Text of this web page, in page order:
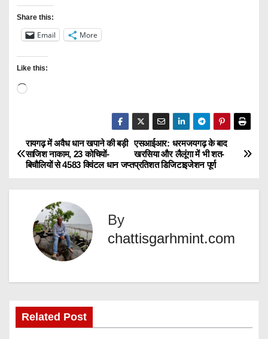
Share this:
Email More
Like this:
L
i
n
g
P
o
i
एसआईआर: धरमजयगढ़ के बाद
खरसिया और लैलूंगा में भी शत-
प्रतिशत डिजिटाइजेशन पूर्ण
रायगढ़ में अवैध धान खपाने की बड़ी
साजिश नाकाम, 23 कोचियों-
बिचौलियों से 4583 क्विंटल धान जप्त
By
chattisgarhmint.com
Related Post